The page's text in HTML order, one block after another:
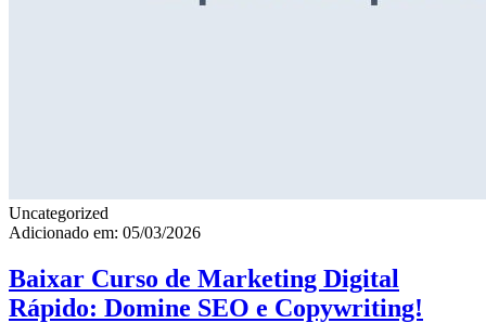
Uncategorized
Adicionado em: 05/03/2026
Baixar Curso de Marketing Digital
Rápido: Domine SEO e Copywriting!